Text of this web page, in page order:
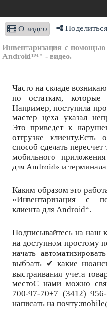
О видео Поделиться
Инвентаризация с помощью
Android™" - видео.
Часто на складе
по остаткам, которые
Например, поступила
мастер цеха указал
Это приведет к
отгрузке
способ сделать
мобильного
для Android» и
Каким образом это
«Инвентаризация с
клиента для Android“.
Подписывайтесь на наш
на доступном простому
начать
выбрать ✔ какие
выстраивания учета
местоС нами можно
700-97-70+7 (3412)
написать на